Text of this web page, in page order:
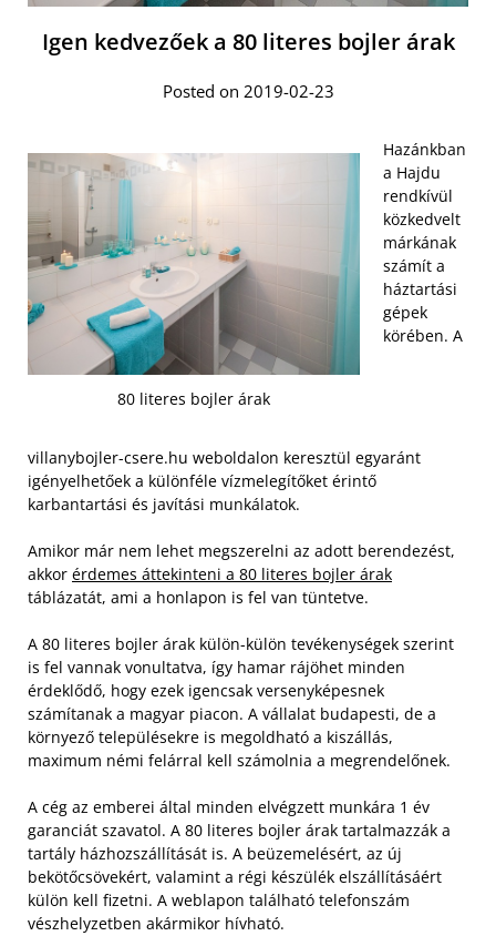
Igen kedvezőek a 80 literes bojler árak
Posted on 2019-02-23
80 literes bojler árak
Hazánkban
a Hajdu
rendkívül
közkedvelt
márkának
számít a
háztartási
gépek
körében. A
villanybojler-csere.hu weboldalon keresztül egyaránt
igényelhetőek a különféle vízmelegítőket érintő
karbantartási és javítási munkálatok.
Amikor már nem lehet megszerelni az adott berendezést,
akkor érdemes áttekinteni a 80 literes bojler árak
táblázatát, ami a honlapon is fel van tüntetve.
A 80 literes bojler árak külön-külön tevékenységek szerint
is fel vannak vonultatva, így hamar rájöhet minden
érdeklődő, hogy ezek igencsak versenyképesnek
számítanak a magyar piacon. A vállalat budapesti, de a
környező településekre is megoldható a kiszállás,
maximum némi felárral kell számolnia a megrendelőnek.
A cég az emberei által minden elvégzett munkára 1 év
garanciát szavatol. A 80 literes bojler árak tartalmazzák a
tartály házhozszállítását is. A beüzemelésért, az új
bekötőcsövekért, valamint a régi készülék elszállításáért
külön kell fizetni. A weblapon található telefonszám
vészhelyzetben akármikor hívható.